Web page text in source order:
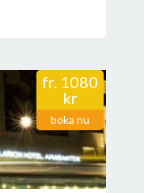
fr. 1080
kr
boka nu